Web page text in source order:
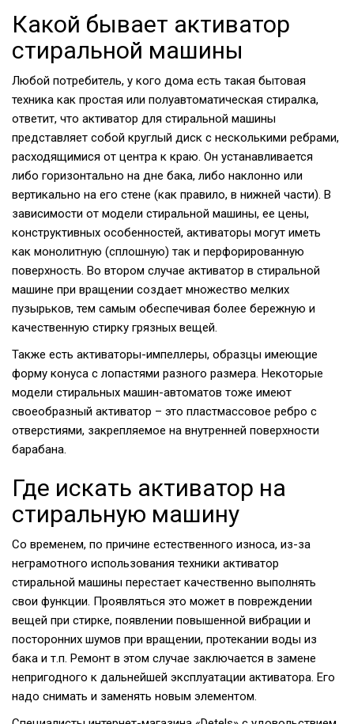
Какой бывает активатор
стиральной машины
Любой потребитель, у кого дома есть такая бытовая
техника как простая или полуавтоматическая стиралка,
ответит, что активатор для стиральной машины
представляет собой круглый диск с несколькими ребрами,
расходящимися от центра к краю. Он устанавливается
либо горизонтально на дне бака, либо наклонно или
вертикально на его стене (как правило, в нижней части). В
зависимости от модели стиральной машины, ее цены,
конструктивных особенностей, активаторы могут иметь
как монолитную (сплошную) так и перфорированную
поверхность. Во втором случае активатор в стиральной
машине при вращении создает множество мелких
пузырьков, тем самым обеспечивая более бережную и
качественную стирку грязных вещей.
Также есть активаторы-импеллеры, образцы имеющие
форму конуса с лопастями разного размера. Некоторые
модели стиральных машин-автоматов тоже имеют
своеобразный активатор – это пластмассовое ребро с
отверстиями, закрепляемое на внутренней поверхности
барабана.
Где искать активатор на
стиральную машину
Со временем, по причине естественного износа, из-за
неграмотного использования техники активатор
стиральной машины перестает качественно выполнять
свои функции. Проявляться это может в повреждении
вещей при стирке, появлении повышенной вибрации и
посторонних шумов при вращении, протекании воды из
бака и т.п. Ремонт в этом случае заключается в замене
непригодного к дальнейшей эксплуатации активатора. Его
надо снимать и заменять новым элементом.